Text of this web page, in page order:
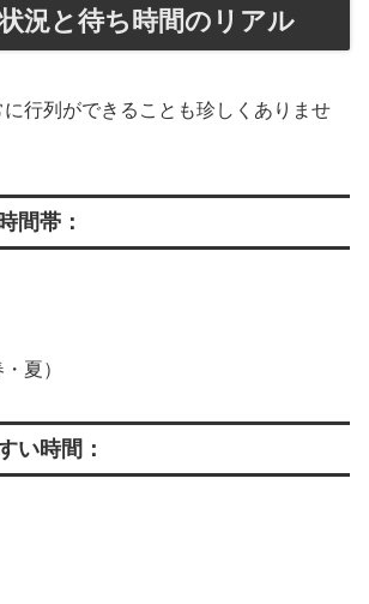
況と待ち時間のリアル
行列ができることも珍しくありませ
間帯：
夏）
い時間：